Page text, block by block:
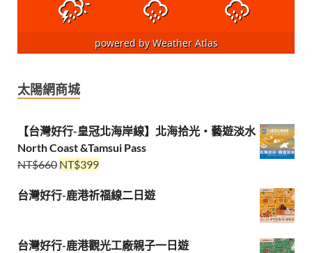
powered byWeather Atlas
太陽網商城
【台灣好行-皇冠北海岸線】北海拾光・藝遊淡水
North Coast &Tamsui Pass
NT$660 NT$399
台灣好行-鹿港祈福線二日遊
台灣好行-鹿港觀光工廠親子一日遊